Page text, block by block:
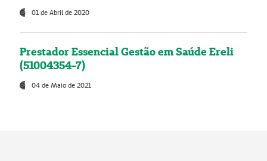
01 de Abril de 2020
Prestador Essencial Gestão em Saúde Ereli
(51004354-7)
04 de Maio de 2021